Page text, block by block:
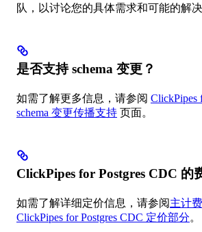
队，以讨论您的具体需求和可能的解决
是否支持 schema 变更？
如需了解更多信息，请参阅 ClickPipes
schema 变更传播支持 页面。
ClickPipes for Postgres CDC 的
如需了解详细定价信息，请参阅主计
ClickPipes for Postgres CDC 定价部分。